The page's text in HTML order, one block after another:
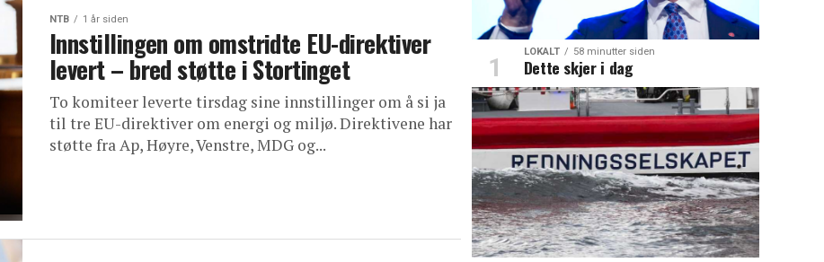
NTB 1 år siden
Innstillingen om omstridte EU-direktiver
levert – bred støtte i Stortinget
To komiteer leverte tirsdag sine innstillinger om å si ja
til tre EU-direktiver om energi og miljø. Direktivene har
støtte fra Ap, Høyre, Venstre, MDG og...
LOKALT 58 minutter siden
Dette skjer i dag